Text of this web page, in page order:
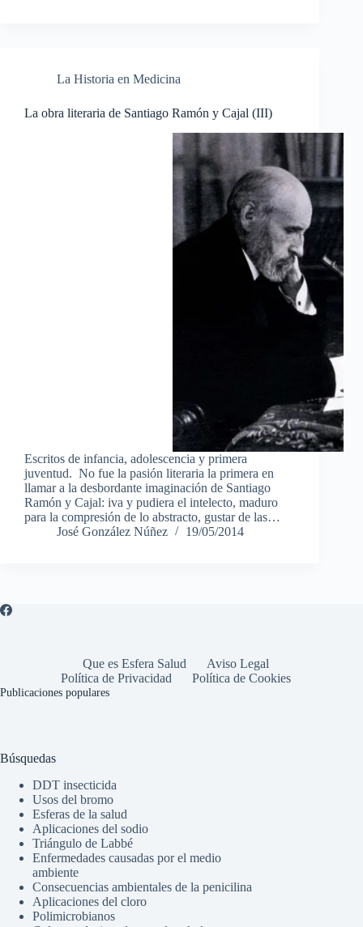
La Historia en Medicina
La obra literaria de Santiago Ramón y Cajal (III)
Escritos de infancia, adolescencia y primera
juventud. No fue la pasión literaria la primera en
llamar a la desbordante imaginación de Santiago
Ramón y Cajal: iva y pudiera el intelecto, maduro
para la compresión de lo abstracto, gustar de las…
José González Núñez
19/05/2014
Que es Esfera Salud
Aviso Legal
Política de Privacidad
Política de Cookies
Publicaciones populares
Búsquedas
DDT insecticida
Usos del bromo
Esferas de la salud
Aplicaciones del sodio
Triángulo de Labbé
Enfermedades causadas por el medio
ambiente
Consecuencias ambientales de la penicilina
Aplicaciones del cloro
Polimicrobianos